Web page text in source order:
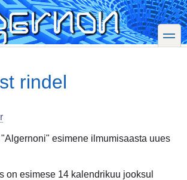
toggle
rindel
esimene ilmumisaasta uues
on esimese 14 kalendrikuu jooksul